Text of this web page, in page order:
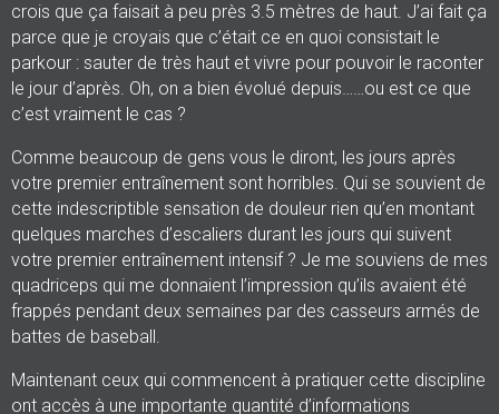
crois que ça faisait à peu près 3.5 mètres de haut. J’ai fait ça
parce que je croyais que c’était ce en quoi consistait le
parkour : sauter de très haut et vivre pour pouvoir le raconter
le jour d’après. Oh, on a bien évolué depuis……ou est ce que
c’est vraiment le cas ?
Comme beaucoup de gens vous le diront, les jours après
votre premier entraînement sont horribles. Qui se souvient de
cette indescriptible sensation de douleur rien qu’en montant
quelques marches d’escaliers durant les jours qui suivent
votre premier entraînement intensif ? Je me souviens de mes
quadriceps qui me donnaient l’impression qu’ils avaient été
frappés pendant deux semaines par des casseurs armés de
battes de baseball.
Maintenant ceux qui commencent à pratiquer cette discipline
ont accès à une importante quantité d’informations